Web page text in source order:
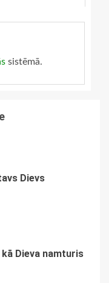
sistēmā.
Dievs
Dieva namturis